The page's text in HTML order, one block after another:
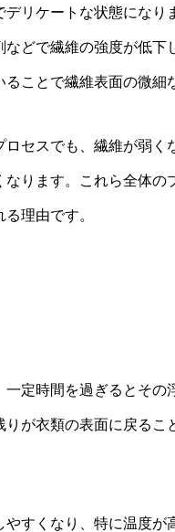
リケートな状態になり
どで繊維の強度が低下
ことで繊維表面の微細
セスでも、繊維が弱く
ります。これら全体の
理由です。
定時間を過ぎるとその
が衣類の表面に戻るこ
すくなり、特に温度が